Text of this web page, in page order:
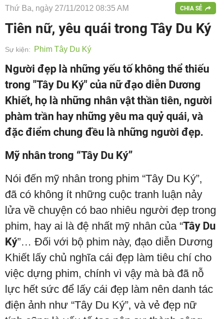
Thứ Ba, ngày 27/11/2012 08:35 AM CHIA SẺ
Tiên nữ, yêu quái trong Tây Du Ký
Sự kiện: Phim Tây Du Ký
Người đẹp là những yếu tố không thể thiếu
trong "Tây Du Ký" của nữ đạo diễn Dương
Khiết, họ là những nhân vật thần tiên, người
phàm trần hay những yêu ma quỷ quái, và
đặc điểm chung đều là những người đẹp.
Mỹ nhân trong “Tây Du Ký”
Nói đến mỹ nhân trong phim “Tây Du Ký”,
đã có không ít những cuộc tranh luận nảy
lửa về chuyện có bao nhiêu người đẹp trong
phim, hay ai là đệ nhất mỹ nhân của “Tây Du
Ký”… Đối với bộ phim này, đạo diễn Dương
Khiết lấy chủ nghĩa cái đẹp làm tiêu chí cho
việc dựng phim, chính vì vậy mà bà đã nỗ
lực hết sức để lấy cái đẹp làm nên danh tác
điện ảnh như “Tây Du Ký”, và vẻ đẹp nữ